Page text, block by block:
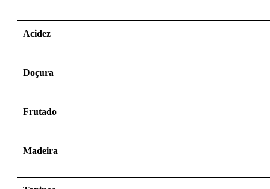
Acidez
Doçura
Frutado
Madeira